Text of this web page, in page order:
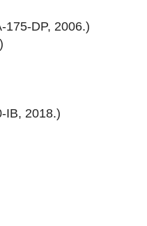
175-DP, 2006.)
IB, 2018.)